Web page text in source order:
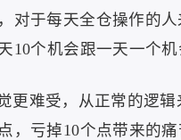
对于每天全仓操作的
10个机会跟一天一个机
更难受，从正常的逻
，亏掉10个点带来的